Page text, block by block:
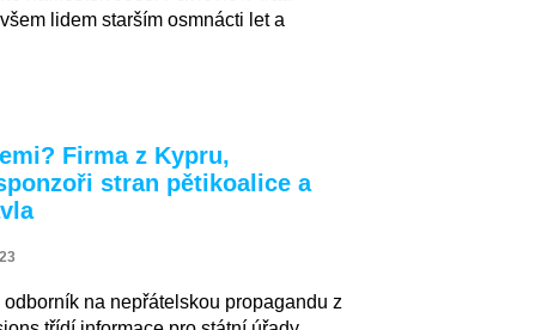
lidem starším osmnácti let a
Firma z Kypru,
stran pětikoalice a
na nepřátelskou propagandu z